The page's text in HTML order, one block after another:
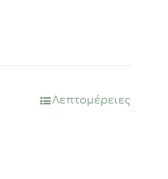
Λεπτομέρειες